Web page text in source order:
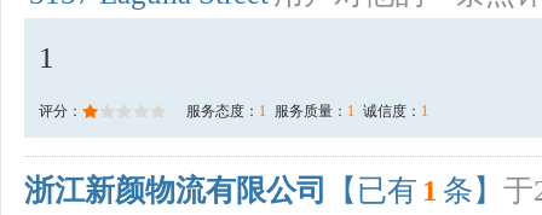
1
评分： 服务态度： 1 服务质量： 1 诚信度： 1
浙江新颜物流有限公司 【已有 1 条】 于